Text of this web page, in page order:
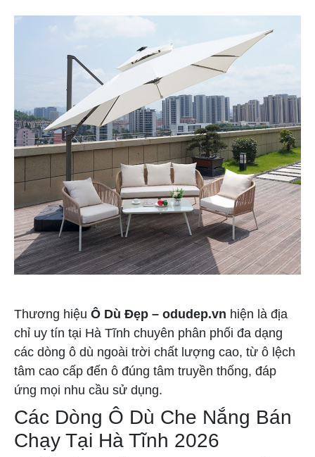
Thương hiệu Ô Dù Đẹp – odudep.vn hiện là địa
chỉ uy tín tại Hà Tĩnh chuyên phân phối đa dạng
các dòng ô dù ngoài trời chất lượng cao, từ ô lệch
tâm cao cấp đến ô đúng tâm truyền thống, đáp
ứng mọi nhu cầu sử dụng.
Các Dòng Ô Dù Che Nắng Bán
Chạy Tại Hà Tĩnh 2026